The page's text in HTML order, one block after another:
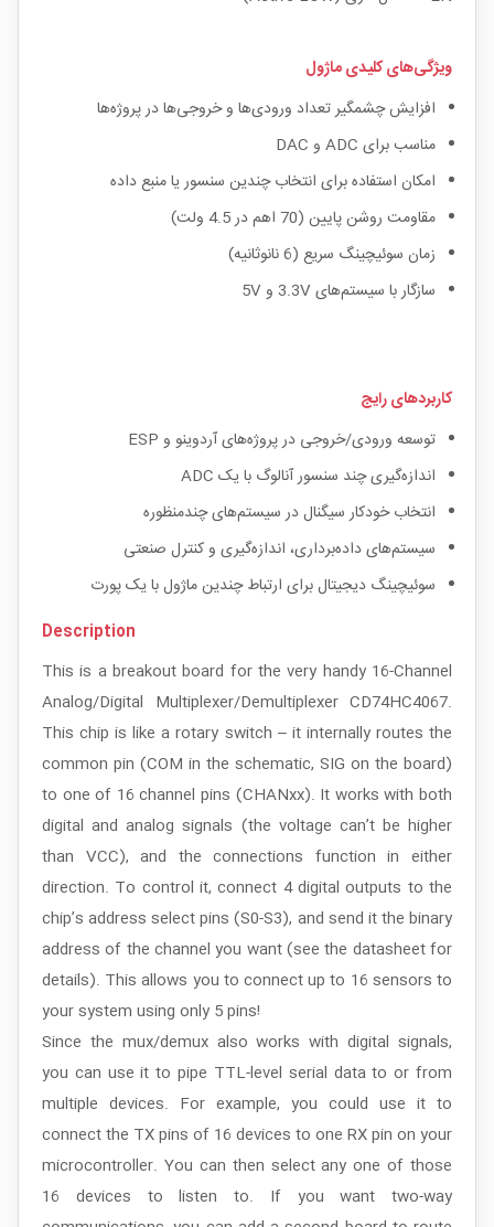
ویژگی‌های کلیدی ماژول
افزایش چشمگیر تعداد ورودی‌ها و خروجی‌ها در پروژه‌ها
مناسب برای ADC و DAC
امکان استفاده برای انتخاب چندین سنسور یا منبع داده
مقاومت روشن پایین (70 اهم در 4.5 ولت)
زمان سوئیچینگ سریع (6 نانوثانیه)
سازگار با سیستم‌های 3.3V و 5V
کاربردهای رایج
توسعه ورودی/خروجی در پروژه‌های آردوینو و ESP
اندازه‌گیری چند سنسور آنالوگ با یک ADC
انتخاب خودکار سیگنال در سیستم‌های چندمنظوره
سیستم‌های داده‌برداری، اندازه‌گیری و کنترل صنعتی
سوئیچینگ دیجیتال برای ارتباط چندین ماژول با یک پورت
Description
This is a breakout board for the very handy 16-Channel
Analog/Digital Multiplexer/Demultiplexer CD74HC4067.
This chip is like a rotary switch – it internally routes the
common pin (COM in the schematic, SIG on the board)
to one of 16 channel pins (CHANxx). It works with both
digital and analog signals (the voltage can’t be higher
than VCC), and the connections function in either
direction. To control it, connect 4 digital outputs to the
chip’s address select pins (S0-S3), and send it the binary
address of the channel you want (see the datasheet for
details). This allows you to connect up to 16 sensors to
your system using only 5 pins!
Since the mux/demux also works with digital signals,
you can use it to pipe TTL-level serial data to or from
multiple devices. For example, you could use it to
connect the TX pins of 16 devices to one RX pin on your
microcontroller. You can then select any one of those
16 devices to listen to. If you want two-way